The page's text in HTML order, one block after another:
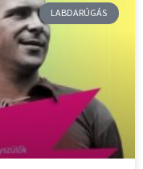
LABDARÚGÁS